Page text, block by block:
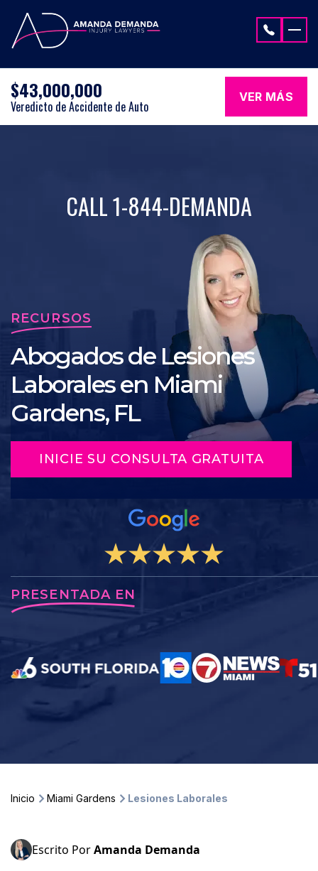
$43,000,000
Veredicto de Accidente de Auto
VER MÁS
CALL 1-844-DEMANDA
RECURSOS
Abogados de Lesiones
Laborales en Miami
Gardens, FL
INICIE SU CONSULTA GRATUITA
PRESENTADA EN
Inicio Miami Gardens Lesiones Laborales
Escrito PorAmanda Demanda